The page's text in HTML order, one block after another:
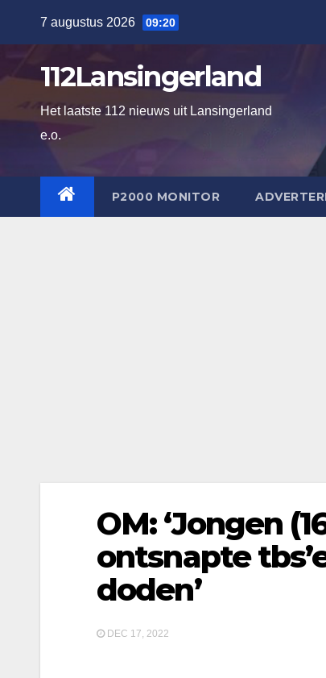
inhoud
7 augustus 2026 09:20
112Lansingerland
Het laatste 112 nieuws uit Lansingerland
e.o.
P2000 MONITOR
OM: ‘Jongen
ontsnapte
doden’
DEC 17, 2022